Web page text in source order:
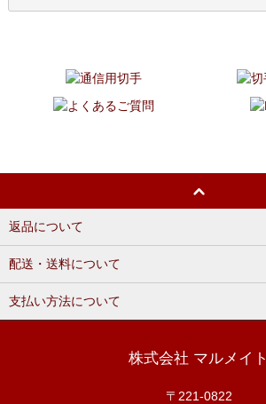
返品について
配送・送料について
支払い方法について
株式会社 マルメイト
〒221-0822